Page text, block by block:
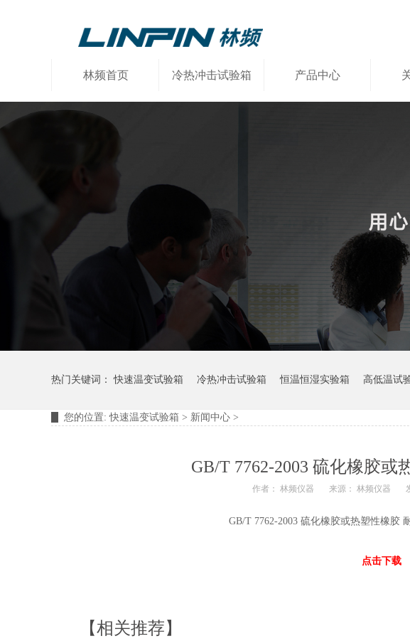
林频首页 冷热冲击试验箱 产品中心
热门关键词：快速温变试验箱 冷热冲击试验箱 恒温恒湿实验箱 高低温试
您的位置:快速温变试验箱 > 新闻中心 >
GB/T 7762-2003 硫化橡胶或
作者： 林频仪器 来源： 林频仪器
GB/T 7762-2003 硫化橡胶或热塑性橡胶
点击下载
【相关推荐】